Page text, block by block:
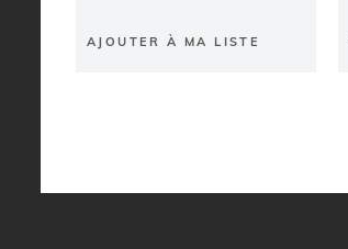
AJOUTER À MA LISTE